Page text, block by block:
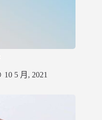
10 5 月, 2021